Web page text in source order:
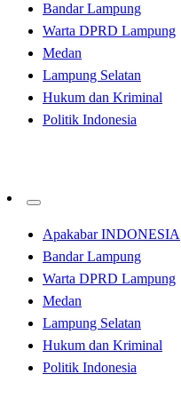
Bandar Lampung
Warta DPRD Lampung
Medan
Lampung Selatan
Hukum dan Kriminal
Politik Indonesia
Apakabar INDONESIA
Bandar Lampung
Warta DPRD Lampung
Medan
Lampung Selatan
Hukum dan Kriminal
Politik Indonesia